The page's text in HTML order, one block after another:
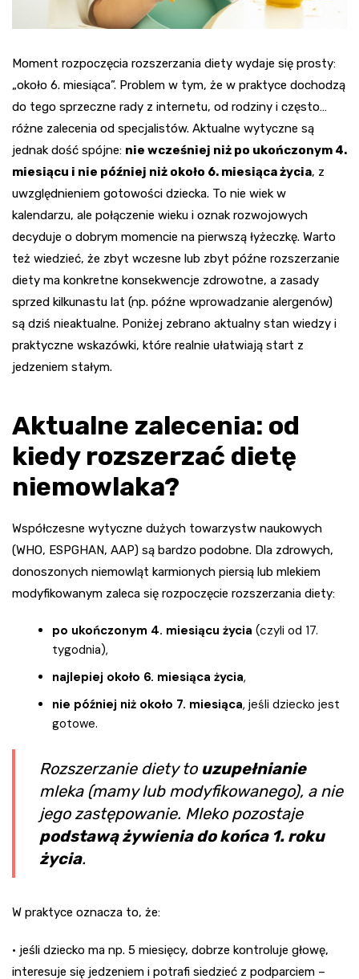
Moment rozpoczęcia rozszerzania diety wydaje się prosty:
„około 6. miesiąca”. Problem w tym, że w praktyce dochodzą
do tego sprzeczne rady z internetu, od rodziny i często…
różne zalecenia od specjalistów. Aktualne wytyczne są
jednak dość spójne: nie wcześniej niż po ukończonym 4.
miesiącu i nie później niż około 6. miesiąca życia, z
uwzględnieniem gotowości dziecka. To nie wiek w
kalendarzu, ale połączenie wieku i oznak rozwojowych
decyduje o dobrym momencie na pierwszą łyżeczkę. Warto
też wiedzieć, że zbyt wczesne lub zbyt późne rozszerzanie
diety ma konkretne konsekwencje zdrowotne, a zasady
sprzed kilkunastu lat (np. późne wprowadzanie alergenów)
są dziś nieaktualne. Poniżej zebrano aktualny stan wiedzy i
praktyczne wskazówki, które realnie ułatwiają start z
jedzeniem stałym.
Aktualne zalecenia: od
kiedy rozszerzać dietę
niemowlaka?
Współczesne wytyczne dużych towarzystw naukowych
(WHO, ESPGHAN, AAP) są bardzo podobne. Dla zdrowych,
donoszonych niemowląt karmionych piersią lub mlekiem
modyfikowanym zaleca się rozpoczęcie rozszerzania diety:
po ukończonym 4. miesiącu życia (czyli od 17.
tygodnia),
najlepiej około 6. miesiąca życia,
nie później niż około 7. miesiąca, jeśli dziecko jest
gotowe.
Rozszerzanie diety to uzupełnianie
mleka (mamy lub modyfikowanego), a nie
jego zastępowanie. Mleko pozostaje
podstawą żywienia do końca 1. roku
życia.
W praktyce oznacza to, że:
• jeśli dziecko ma np. 5 miesięcy, dobrze kontroluje głowę,
interesuje się jedzeniem i potrafi siedzieć z podparciem –